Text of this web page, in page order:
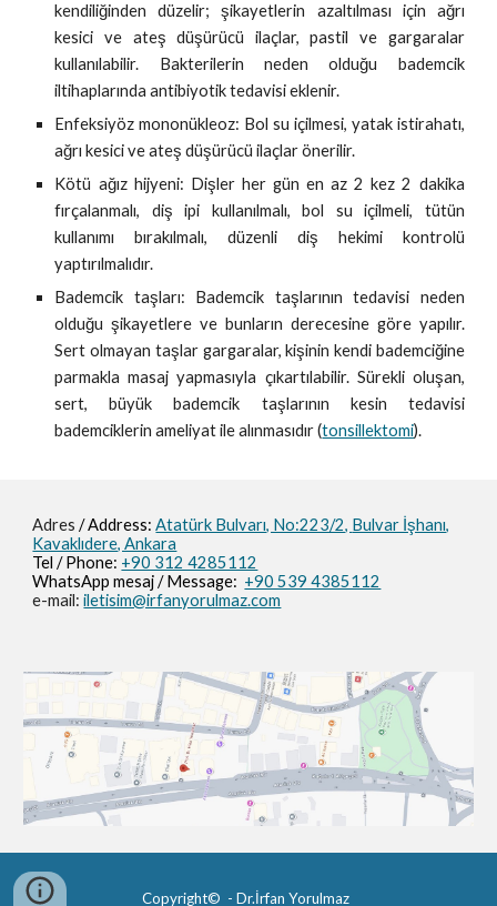
kendiliğinden düzelir; şikayetlerin azaltılması için ağrı
kesici ve ateş düşürücü ilaçlar, pastil ve gargaralar
kullanılabilir. Bakterilerin neden olduğu bademcik
iltihaplarında antibiyotik tedavisi eklenir.
Enfeksiyöz mononükleoz: Bol su içilmesi, yatak istirahatı,
ağrı kesici ve ateş düşürücü ilaçlar önerilir.
Kötü ağız hijyeni: Dişler her gün en az 2 kez 2 dakika
fırçalanmalı, diş ipi kullanılmalı, bol su içilmeli, tütün
kullanımı bırakılmalı, düzenli diş hekimi kontrolü
yaptırılmalıdır.
Bademcik taşları: Bademcik taşlarının tedavisi neden
olduğu şikayetlere ve bunların derecesine göre yapılır.
Sert olmayan taşlar gargaralar, kişinin kendi bademciğine
parmakla masaj yapmasıyla çıkartılabilir. Sürekli oluşan,
sert, büyük bademcik taşlarının kesin tedavisi
bademciklerin ameliyat ile alınmasıdır (tonsillektomi).
Adres/ Address: Atatürk Bulvarı, No:223/2, Bulvar İşhanı,
Kavaklıdere, Ankara
Tel / Phone: +90 312 4285112
WhatsApp mesaj / Message: +90 539 4385112
e-mail:iletisim@irfanyorulmaz.com
Copyright© - Dr.İrfan Yorulmaz